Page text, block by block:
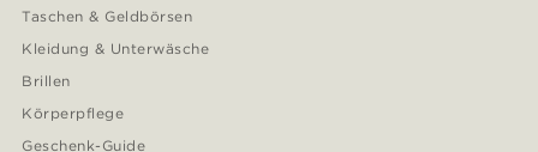
Taschen & Geldbörsen
Kleidung & Unterwäsche
Brillen
Körperpflege
Geschenk-Guide